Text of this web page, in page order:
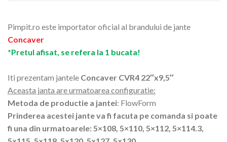
Pimpit.ro este importator oficial al brandului de jante
Concaver
*Pretul afisat, se refera la 1 bucata!
Iti prezentam jantele Concaver CVR4 22″x9,5″
Aceasta janta are urmatoarea configuratie:
Metoda de productie a jantei: FlowForm
Prinderea acestei jante va fi facuta pe comanda si poate
fi una din urmatoarele: 5×108, 5×110, 5×112, 5×114.3,